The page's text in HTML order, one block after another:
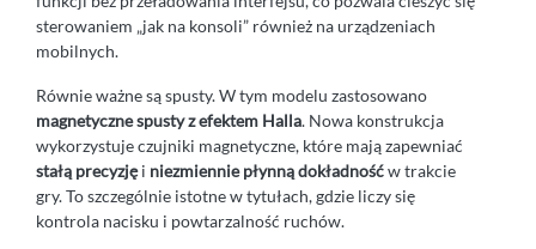
sterowaniem „jak na konsoli” również na urządzeniach
mobilnych.
Równie ważne są spusty. W tym modelu zastosowano
magnetyczne spusty z efektem Halla. Nowa konstrukcja
wykorzystuje czujniki magnetyczne, które mają zapewniać
stałą precyzjęi niezmiennie płynną dokładnośćw trakcie
gry. To szczególnie istotne w tytułach, gdzie liczy się
kontrola nacisku i powtarzalność ruchów.